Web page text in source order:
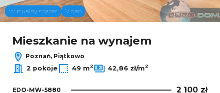
Wirtualny spacer Video
Mieszkanie na wynajem
Poznań, Piątkowo
2 pokoje
49 m2 42,86 zł/m2
EDO-MW-5880 2 100 zł